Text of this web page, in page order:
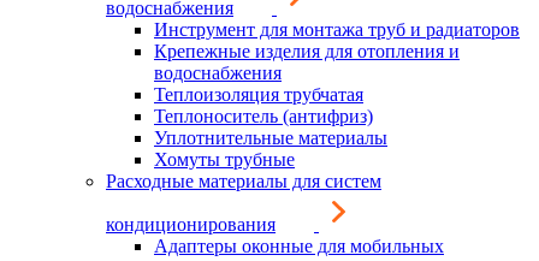
водоснабжения
Инструмент для монтажа труб и радиаторов
Крепежные изделия для отопления и
водоснабжения
Теплоизоляция трубчатая
Теплоноситель (антифриз)
Уплотнительные материалы
Хомуты трубные
Расходные материалы для систем
кондиционирования
Адаптеры оконные для мобильных